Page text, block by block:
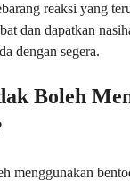
reaksi yang
dan dapatkan
dengan segera.
Boleh
menggunakan